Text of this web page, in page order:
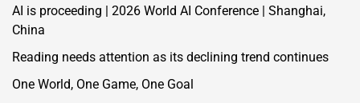
AI is proceeding | 2026 World AI Conference | Shanghai,
China
Reading needs attention as its declining trend continues
One World, One Game, One Goal